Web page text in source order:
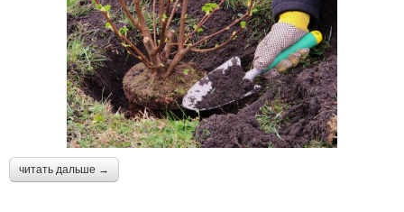
читать дальше →